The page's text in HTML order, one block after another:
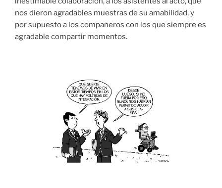
nos dieron agradables muestras de su amabilidad, y
por supuesto a los compañeros con los que siempre es
agradable compartir momentos.